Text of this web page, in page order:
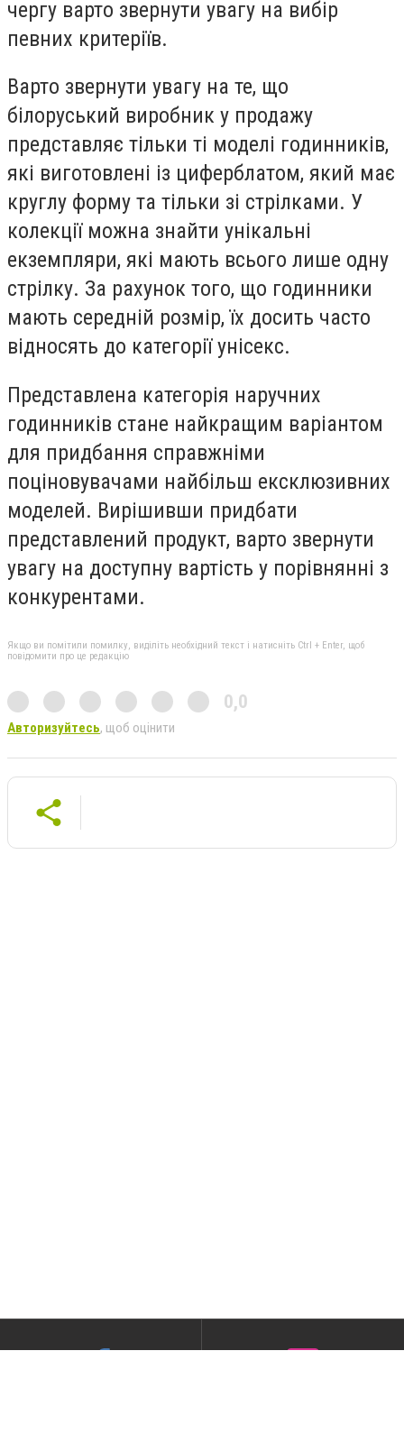
чергу варто звернути увагу на вибір
певних критеріїв.
Варто звернути увагу на те, що
білоруський виробник у продажу
представляє тільки ті моделі годинників,
які виготовлені із циферблатом, який має
круглу форму та тільки зі стрілками. У
колекції можна знайти унікальні
екземпляри, які мають всього лише одну
стрілку. За рахунок того, що годинники
мають середній розмір, їх досить часто
відносять до категорії унісекс.
Представлена категорія наручних
годинників стане найкращим варіантом
для придбання справжніми
поціновувачами найбільш ексклюзивних
моделей. Вирішивши придбати
представлений продукт, варто звернути
увагу на доступну вартість у порівнянні з
конкурентами.
Якщо ви помітили помилку, виділіть необхідний текст і натисніть Ctrl + Enter, щоб
повідомити про це редакцію
0,0
Авторизуйтесь, щоб оцінити